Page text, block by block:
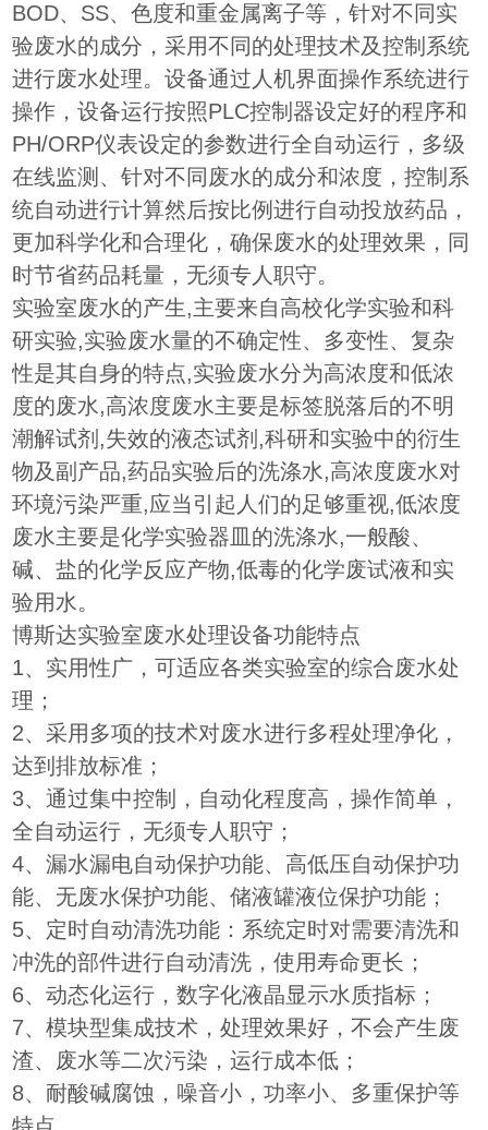
BOD、SS、色度和重金属离子等，针对不同实
验废水的成分，采用不同的处理技术及控制系统
进行废水处理。设备通过人机界面操作系统进行
操作，设备运行按照PLC控制器设定好的程序和
PH/ORP仪表设定的参数进行全自动运行，多级
在线监测、针对不同废水的成分和浓度，控制系
统自动进行计算然后按比例进行自动投放药品，
更加科学化和合理化，确保废水的处理效果，同
时节省药品耗量，无须专人职守。
实验室废水的产生,主要来自高校化学实验和科
研实验,实验废水量的不确定性、多变性、复杂
性是其自身的特点,实验废水分为高浓度和低浓
度的废水,高浓度废水主要是标签脱落后的不明
潮解试剂,失效的液态试剂,科研和实验中的衍生
物及副产品,药品实验后的洗涤水,高浓度废水对
环境污染严重,应当引起人们的足够重视,低浓度
废水主要是化学实验器皿的洗涤水,一般酸、
碱、盐的化学反应产物,低毒的化学废试液和实
验用水。
博斯达实验室废水处理设备功能特点
1、实用性广，可适应各类实验室的综合废水处
理；
2、采用多项的技术对废水进行多程处理净化，
达到排放标准；
3、通过集中控制，自动化程度高，操作简单，
全自动运行，无须专人职守；
4、漏水漏电自动保护功能、高低压自动保护功
能、无废水保护功能、储液罐液位保护功能；
5、定时自动清洗功能：系统定时对需要清洗和
冲洗的部件进行自动清洗，使用寿命更长；
6、动态化运行，数字化液晶显示水质指标；
7、模块型集成技术，处理效果好，不会产生废
渣、废水等二次污染，运行成本低；
8、耐酸碱腐蚀，噪音小，功率小、多重保护等